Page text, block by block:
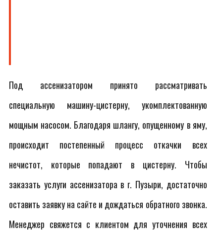
Под ассенизатором принято рассматривать
специальную машину-цистерну, укомплектованную
мощным насосом. Благодаря шлангу, опущенному в яму,
происходит постепенный процесс откачки всех
нечистот, которые попадают в цистерну. Чтобы
заказать услуги ассенизатора в г. Пузыри, достаточно
оставить заявку на сайте и дождаться обратного звонка.
Менеджер свяжется с клиентом для уточнения всех